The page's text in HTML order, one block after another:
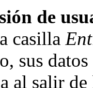
de
casilla
sus
al salir